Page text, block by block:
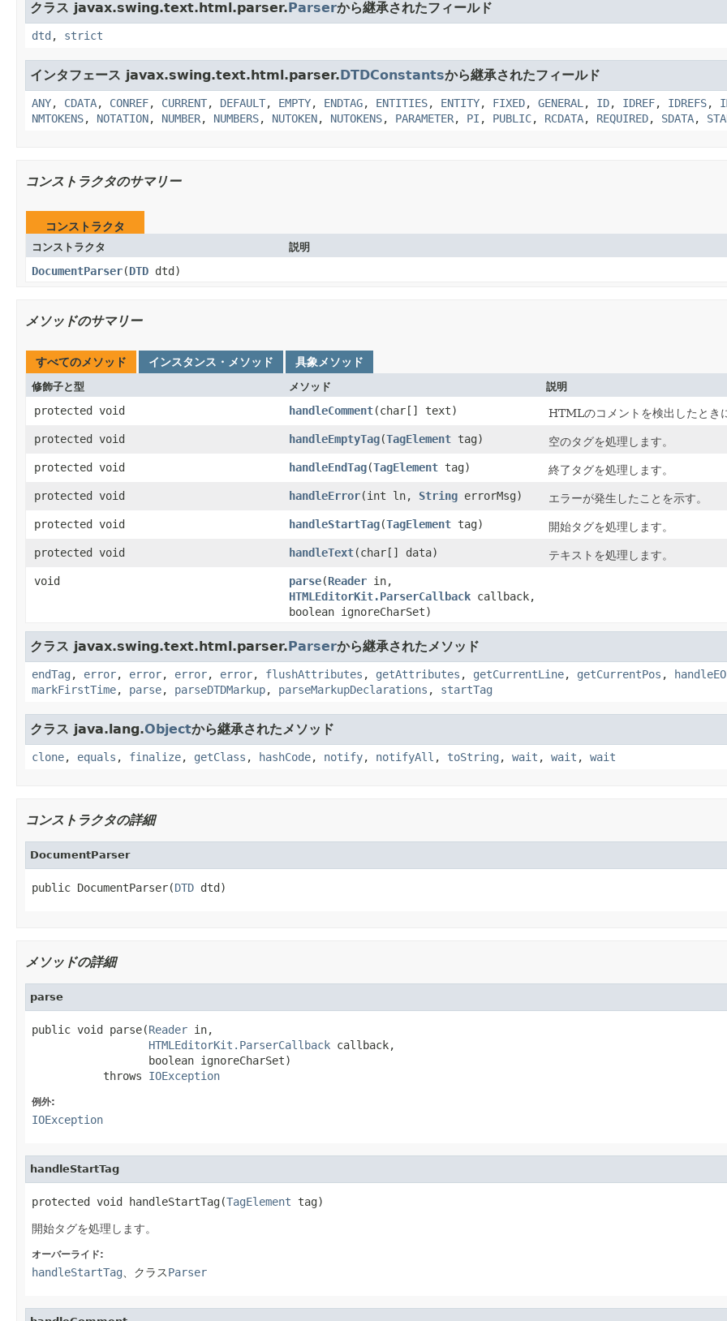
クラス javax.swing.text.html.parser.Parserから継承されたフィールド
dtd , strict
インタフェース javax.swing.text.html.parser.DTDConstantsから継承されたフィールド
ANY, CDATA, CONREF, CURRENT, DEFAULT, EMPTY, ENDTAG, ENTITIES, ENTITY, FIXED, GENERAL , ID, IDREF, IDREFS,
NMTOKENS, NOTATION, NUMBER, NUMBERS, NUTOKEN, NUTOKENS, PARAMETER, PI , PUBLIC, RCDATA, REQUIRED, SDATA,
コンストラクタのサマリー
コンストラクタ
コンストラクタ 説明
DocumentParser(DTD dtd)
メソッドのサマリー
すべてのメソッド インスタンス・メソッド 具象メソッド
修飾子と型 メソッド 説明
protected void handleComment(char[] text)
HTMLのコメントを検出したとき
protected void
handleEmptyTag(TagElement tag)
空のタグを処理します。
protected void
handleEndTag(TagElement tag)
終了タグを処理します。
protected void
handleError(int ln, String errorMsg)
エラーが発生したことを示す。
protected void
handleStartTag(TagElement tag)
開始タグを処理します。
protected void
handleText(char[] data)
テキストを処理します。
void
parse(Reader in,
HTMLEditorKit.ParserCallback callback,
boolean ignoreCharSet)
クラス javax.swing.text.html.parser.Parserから継承されたメソッド
endTag , error, error, error, error, flushAttributes , getAttributes , getCurrentLine, getCurrentPos ,
markFirstTime, parse, parseDTDMarkup, parseMarkupDeclarations , startTag
クラス java.lang.Objectから継承されたメソッド
clone, equals , finalize, getClass , hashCode, notify, notifyAll , toString , wait , wait , wait
コンストラクタの詳細
DocumentParser
public DocumentParser(DTD dtd)
メソッドの詳細
parse
public void parse(Reader in,
HTMLEditorKit.ParserCallback callback,
                  boolean ignoreCharSet)
           throws
IOException
例外:
IOException
handleStartTag
protected void handleStartTag(TagElement tag)
開始タグを処理します。
オーバーライド:
handleStartTag 、クラスParser